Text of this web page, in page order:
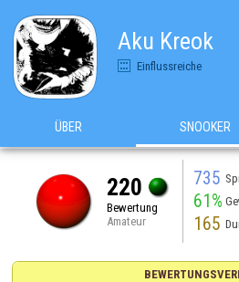
Aku Kreok
Einflussreiche
ÜBER SNOOKER
220
Bewertung
Amateur
735
61%
165